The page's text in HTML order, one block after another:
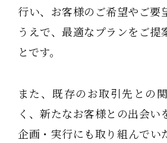
行い、お客様のご希望やご要
うえで、最適なプランをご提
とです。
また、既存のお取引先との
く、新たなお客様との出会い
企画・実行にも取り組んでい